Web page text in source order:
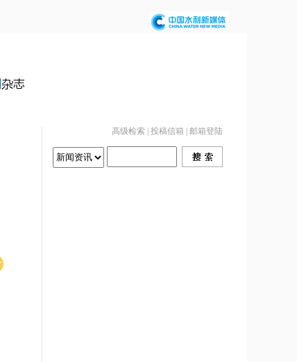
高级检索 投稿信箱 邮箱登陆